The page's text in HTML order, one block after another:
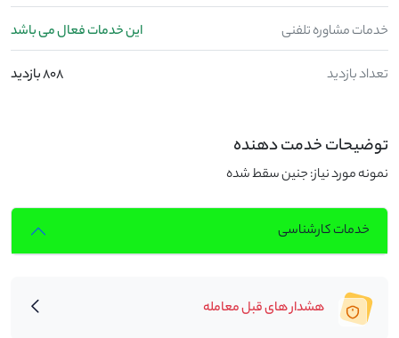
خدمات مشاوره تلفنی این خدمات فعال می باشد
تعداد بازدید 808 بازدید
توضیحات خدمت دهنده
نمونه مورد نیاز: جنین سقط شده
خدمات کارشناسی
هشدار های قبل معامله